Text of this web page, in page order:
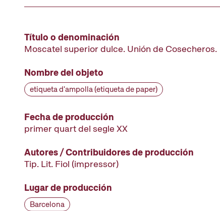
Título o denominación
Moscatel superior dulce. Unión de Cosecheros.
Nombre del objeto
etiqueta d'ampolla (etiqueta de paper)
Fecha de producción
primer quart del segle XX
Autores / Contribuidores de producción
Tip. Lit. Fiol (impressor)
Lugar de producción
Barcelona